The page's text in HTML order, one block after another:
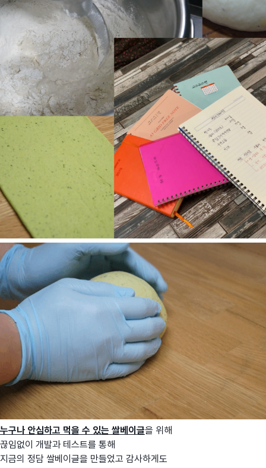
누구나 안심하고 먹을 수 있는 쌀베이글을 위해
끊임없이 개발과 테스트를 통해
지금의 정담 쌀베이글을 만들었고 감사하게도